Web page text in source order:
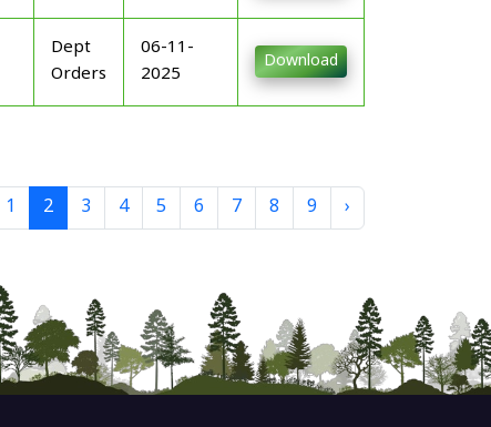
Dept
Orders
06-11-
2025
Download
1 2 3 4 5 6 7 8 9 ›